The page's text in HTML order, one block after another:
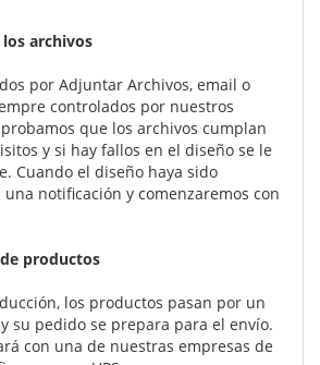
archivos
por Adjuntar Archivos, email o
controlados por nuestros
que los archivos cumplan
y si hay fallos en el diseño se le
Cuando el diseño haya sido
notificación y comenzaremos con
productos
los productos pasan por un
su pedido se prepara para el envío.
con una de nuestras empresas de